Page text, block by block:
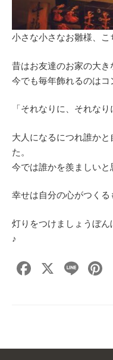
小さな小さなお雛様、
昔はお友達のお家の大
今でも毎年飾れるのは
「それなりに、それな
大人になるにつれ誰か
た。
今では誰かを羨ましい
幸せは自分の心がつくる
灯りをつけましょうぼ
♪
F
b
X
Li